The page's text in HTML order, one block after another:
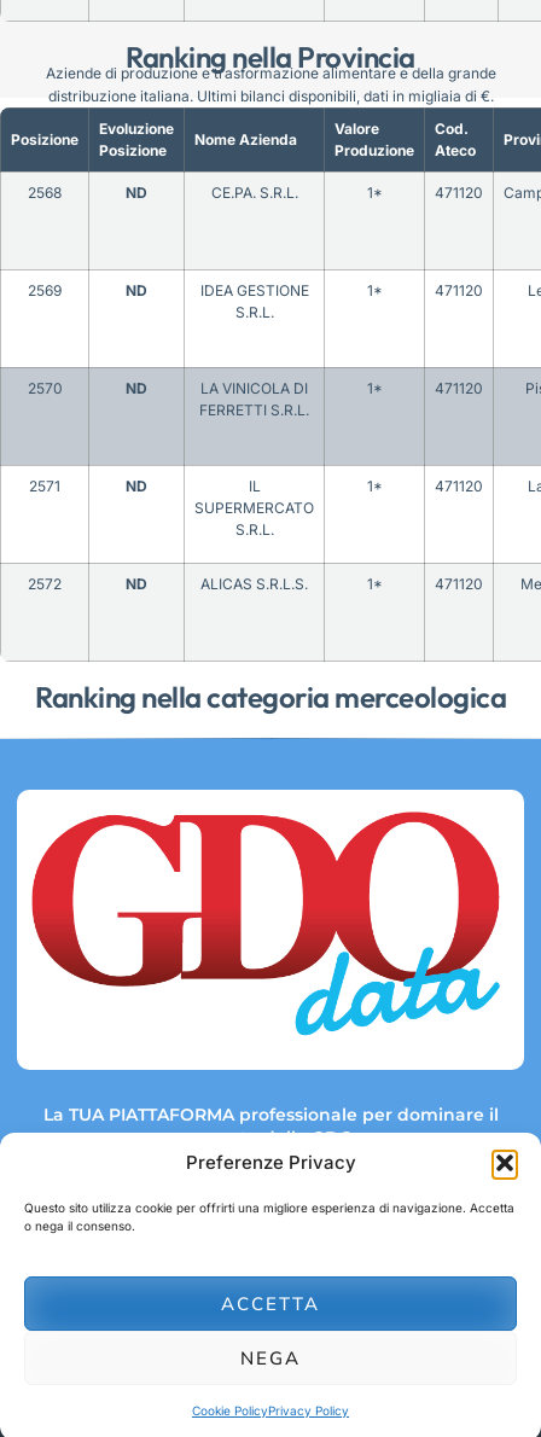
Preferenze Privacy
Questo sito utilizza cookie per offrirti una migliore esperienza di navigazione. Accetta
o nega il consenso.
ACCETTA
NEGA
Cookie PolicyPrivacy Policy
Ranking nella Provincia
Ranking nella categoria merceologica
Posizione
Evoluzione
Posizione
Nome Azienda
Valore
Produzione
Cod.
Ateco
2568 ND CE.PA. S.R.L. 1* 471120
2569 ND
IDEA GESTIONE
S.R.L.
1* 471120
2570 ND
LA VINICOLA DI
FERRETTI S.R.L.
1* 471120
2571 ND
IL
SUPERMERCATO
S.R.L.
1* 471120
2572 ND ALICAS S.R.L.S. 1* 471120
Aziende di produzione e trasformazione alimentare e della grande
distribuzione italiana. Ultimi bilanci disponibili, dati in migliaia di €.
La TUA PIATTAFORMA professionale per dominare il
mercato della GDO.
Link rapidi:
abbonamenti@gdodata.it
© 2026 GDOData.it - PR Italia Edizioni srl - P.Iva: 03044390353